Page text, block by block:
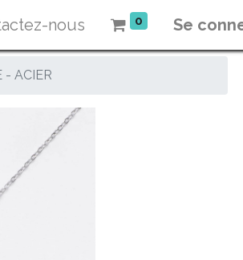
nous 0 Se
- ACIER